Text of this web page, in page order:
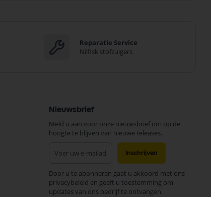
Reparatie Service
Nilfisk stofzuigers
Nieuwsbrief
Meld u aan voor onze nieuwsbrief om op de
hoogte te blijven van nieuwe releases.
onze
nieuwsbrief
Inschrijven
Door u te abonneren gaat u akkoord met ons
privacybeleid en geeft u toestemming om
updates van ons bedrijf te ontvangen.